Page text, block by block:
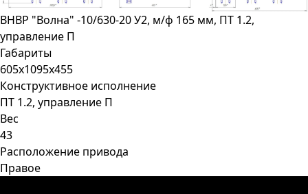
ВНВР "Волна" -10/630-20 У2, м/ф 165 мм, ПТ 1.2,
управление П
Габариты
605х1095х455
Конструктивное исполнение
ПТ 1.2, управление П
Вес
43
Расположение привода
Правое